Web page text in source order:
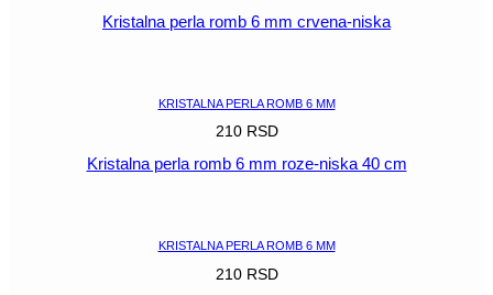
Kristalna perla romb 6 mm crvena-niska
KRISTALNA PERLA ROMB 6 MM
210 RSD
Kristalna perla romb 6 mm roze-niska 40 cm
KRISTALNA PERLA ROMB 6 MM
210 RSD